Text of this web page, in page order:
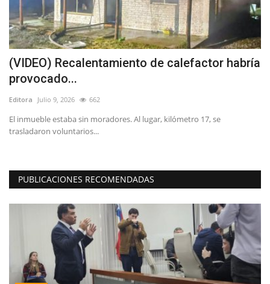
(VIDEO) Recalentamiento de calefactor habría
provocado...
Editora Julio 9, 2026 662
El inmueble estaba sin moradores. Al lugar, kilómetro 17, se
trasladaron voluntarios...
PUBLICACIONES RECOMENDADAS